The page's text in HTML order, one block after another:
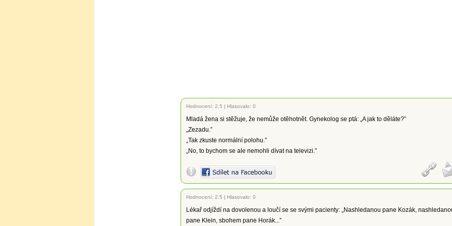
Hodnocení: 2.5 | Hlasovalo: 0
Mladá žena si stěžuje, že nemůže otěhotnět. Gynekolog se ptá: „A jak to děláte?”
„Zezadu.”
„Tak zkuste normální polohu.”
„No, to bychom se ale nemohli dívat na televizi.”
Hodnocení: 2.5 | Hlasovalo: 0
Lékař odjíždí na dovolenou a loučí se se svými pacienty: „Nashledanou pane Kozák,
pane Klein, sbohem pane Horák...”